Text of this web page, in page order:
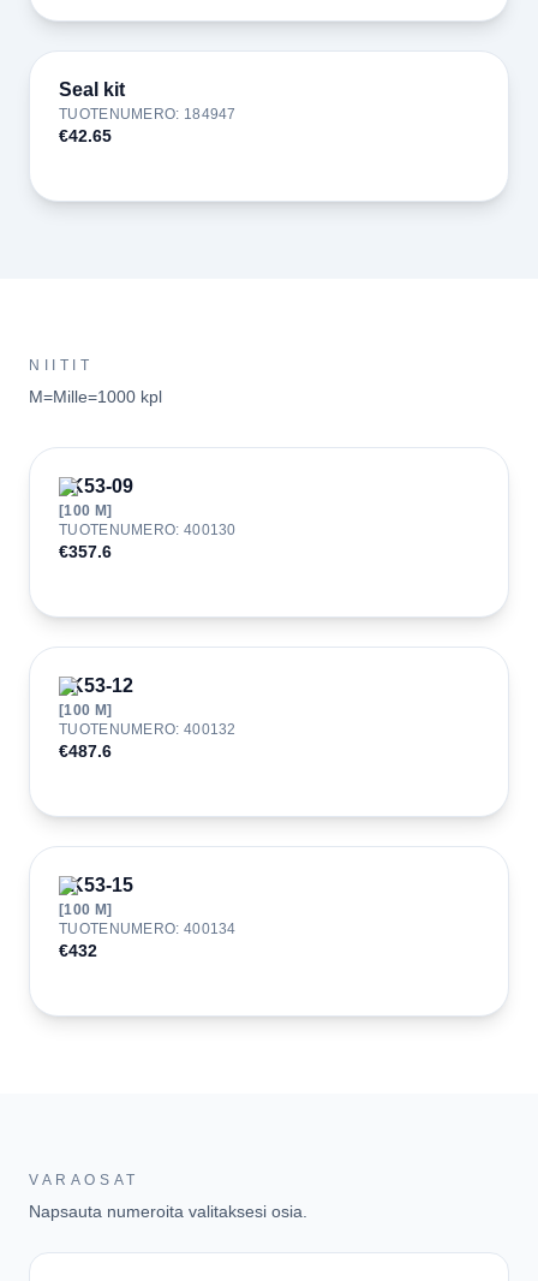
Seal kit
TUOTENUMERO: 184947
€42.65
NIITIT
M=Mille=1000 kpl
JK53-09
[100 M]
TUOTENUMERO: 400130
€357.6
JK53-12
[100 M]
TUOTENUMERO: 400132
€487.6
JK53-15
[100 M]
TUOTENUMERO: 400134
€432
VARAOSAT
Napsauta numeroita valitaksesi osia.